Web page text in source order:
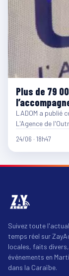
Plus de 79
LADOM a publié
L'Agence de
24/06 · 18h47
Suivez toute
temps réel sur
locales, faits
événements en
dans la Caraïbe.